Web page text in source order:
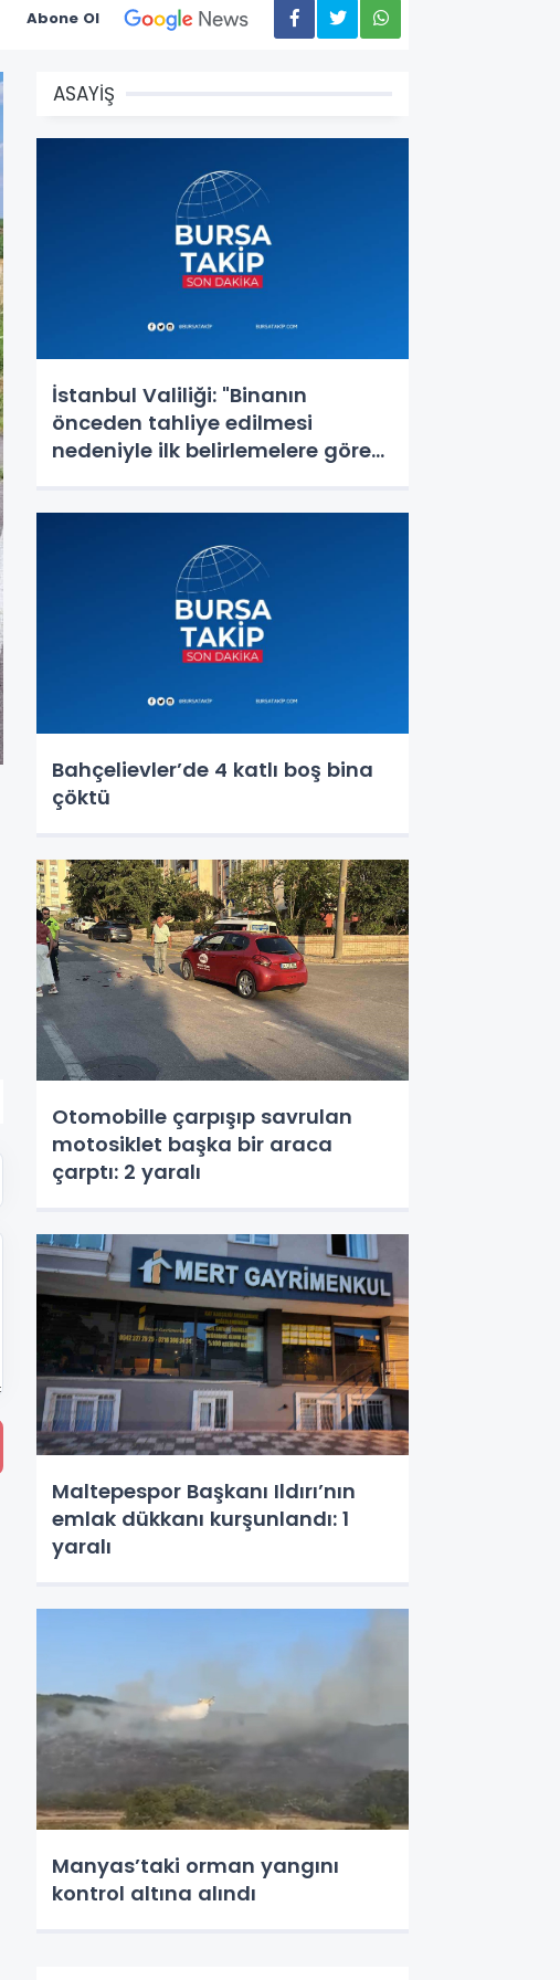
Abone Ol
ASAYİŞ
İstanbul Valiliği: "Binanın
önceden tahliye edilmesi
nedeniyle ilk belirlemelere göre
yaralanma bulunmamaktadır"
Bahçelievler’de 4 katlı boş bina
çöktü
Otomobille çarpışıp savrulan
motosiklet başka bir araca
çarptı: 2 yaralı
Maltepespor Başkanı Ildırı’nın
emlak dükkanı kurşunlandı: 1
yaralı
Manyas’taki orman yangını
kontrol altına alındı